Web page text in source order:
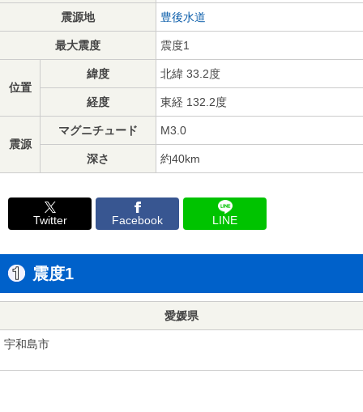
震源地 豊後水道
最大震度 震度1
位置
緯度 北緯 33.2度
経度 東経 132.2度
震源
マグニチュード M3.0
深さ 約40km
Twitter Facebook LINE
震度1
愛媛県
宇和島市